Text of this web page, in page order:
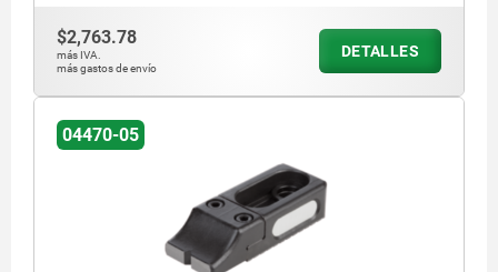
$2,763.78
más IVA.
más gastos de envío
DETALLES
04470-05